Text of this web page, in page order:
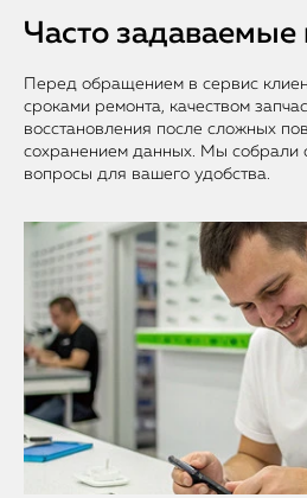
Часто задаваемые
Перед обращением в сервис
сроками ремонта, качеством
восстановления после сложных
сохранением данных. Мы собрали
вопросы для вашего удобства.